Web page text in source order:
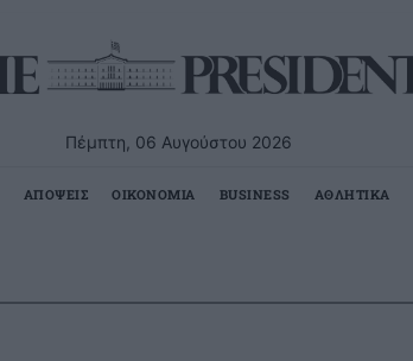
Πέμπτη, 06 Αυγούστου 2026
ΑΠΟΨΕΙΣ ΟΙΚΟΝΟΜΙΑ BUSINESS ΑΘΛΗΤΙΚΑ